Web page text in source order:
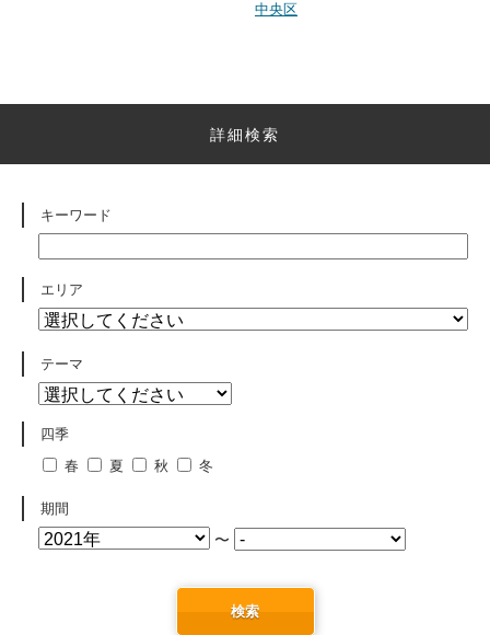
中央区
詳細検索
キーワード
エリア
テーマ
四季
春
夏 秋 冬
期間
〜
検索